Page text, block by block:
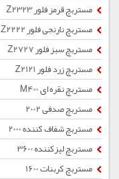
مستربچ قرمز فلور Z2323
مستربچ نارنجی فلور Z2222
مستربچ سبز فلور Z2727
مستربچ زرد فلور Z2121
مستربچ نقره ای M400
مستربچ صدفی 2002
مستربچ شفاف کننده 2000
مستربچ لیزکننده 3600
مستربچ کربنات 1600